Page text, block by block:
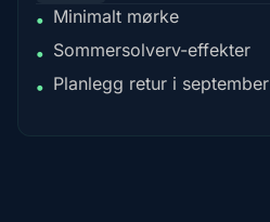
• Minimalt mørke
• Sommersolverv-effekter
• Planlegg retur i september